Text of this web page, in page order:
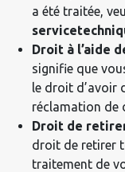
a été traitée,
Droit à l’aide
signifie que
le droit d’avoir
réclamation de
Droit de
droit de retirer
traitement de